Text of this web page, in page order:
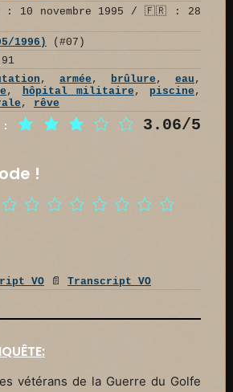
10 novembre 1995 / 🇫🇷 : 28
1996)
(#07)
,armée , brûlure ,eau ,
, hôpital militaire , piscine ,
, rêve
:
3.06/5
!
VO📄 Transcript VO
vétérans de la Guerre du Golfe